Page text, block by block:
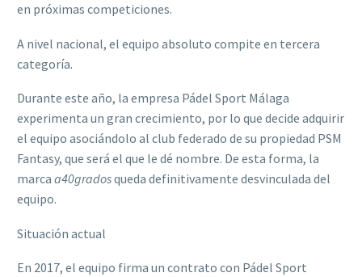
en próximas competiciones.
A nivel nacional, el equipo absoluto compite en tercera
categoría.
Durante este año, la empresa Pádel Sport Málaga
experimenta un gran crecimiento, por lo que decide adquirir
el equipo asociándolo al club federado de su propiedad PSM
Fantasy, que será el que le dé nombre. De esta forma, la
marca a40gradosqueda definitivamente desvinculada del
equipo.
Situación actual
En 2017, el equipo firma un contrato con Pádel Sport